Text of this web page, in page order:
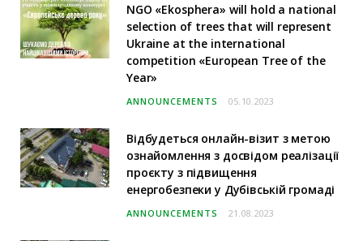
NGO «Ekosphera» will hold a national
selection of trees that will represent
Ukraine at the international
competition «European Tree of the
Year»
ANNOUNCEMENTS 05.10.2023
Відбудеться онлайн-візит з метою
ознайомлення з досвідом реалізації
проєкту з підвищення
енергобезпеки у Дубівській громаді
ANNOUNCEMENTS 21.08.2023